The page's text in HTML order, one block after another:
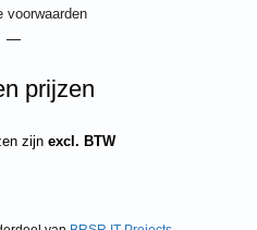
voorwaarden
—
prijzen
zijn excl. BTW